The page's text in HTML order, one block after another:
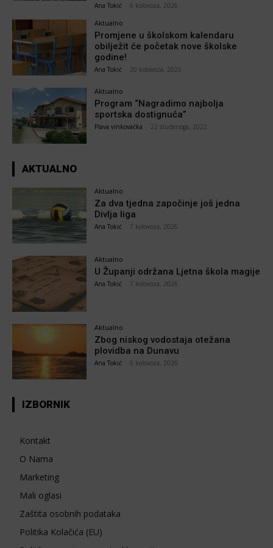
Ana Tokić 6 kolovoza, 2026
Aktualno
Promjene u školskom kalendaru
obilježit će početak nove školske
godine!
Ana Tokić 20 kolovoza, 2025
Aktualno
Program “Nagradimo najbolja
sportska dostignuća”
Plava vinkovačka 22 studenoga, 2022
AKTUALNO
Aktualno
Za dva tjedna započinje još jedna
Divlja liga
Ana Tokić 7 kolovoza, 2026
Aktualno
U Županji održana Ljetna škola magije
Ana Tokić 7 kolovoza, 2026
Aktualno
Zbog niskog vodostaja otežana
plovidba na Dunavu
Ana Tokić 6 kolovoza, 2026
IZBORNIK
Kontakt
O Nama
Marketing
Mali oglasi
Zaštita osobnih podataka
Politika Kolačića (EU)